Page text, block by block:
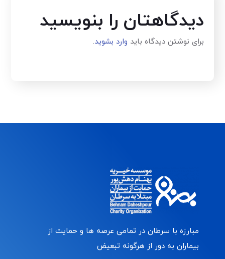
دیدگاهتان را بنویسید
برای نوشتن دیدگاه باید وارد بشوید.
مبارزه با سرطان در تمامی عرصه ها و حمایت از
بیماران به دور از هرگونه تبعیض